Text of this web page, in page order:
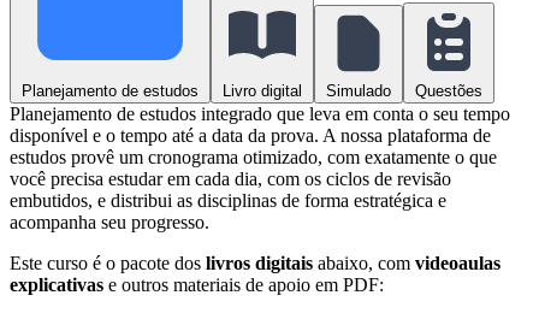
Planejamento de estudos Livro digital Simulado Questões
Planejamento de estudos integrado que leva em conta o seu tempo
disponível e o tempo até a data da prova. A nossa plataforma de
estudos provê um cronograma otimizado, com exatamente o que
você precisa estudar em cada dia, com os ciclos de revisão
embutidos, e distribui as disciplinas de forma estratégica e
acompanha seu progresso.
Este curso é o pacote dos livros digitais abaixo, com videoaulas
explicativas e outros materiais de apoio em PDF: